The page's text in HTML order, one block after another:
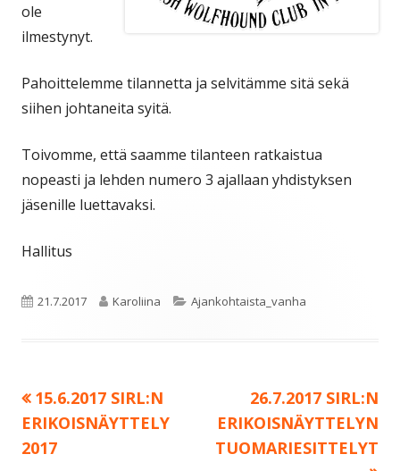
ole
ilmestynyt.
Pahoittelemme tilannetta ja selvitämme sitä sekä
siihen johtaneita syitä.
Toivomme, että saamme tilanteen ratkaistua
nopeasti ja lehden numero 3 ajallaan yhdistyksen
jäsenille luettavaksi.
Hallitus
Julkaistu
21.7.2017 Kirjoittaja
Karoliina Kategoriat
Ajankohtaista_vanha
Artikkelien
selaus
Edellinen:
15.6.2017 SIRL:N
ERIKOISNÄYTTELY
2017
Seuraava:
26.7.2017 SIRL:N
ERIKOISNÄYTTELYN
TUOMARIESITTELYT